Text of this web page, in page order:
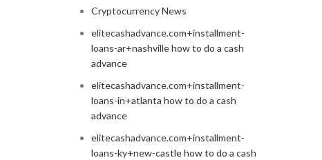
Cryptocurrency News
elitecashadvance.com+installment-
loans-ar+nashville how to do a cash
advance
elitecashadvance.com+installment-
loans-in+atlanta how to do a cash
advance
elitecashadvance.com+installment-
loans-ky+new-castle how to do a cash